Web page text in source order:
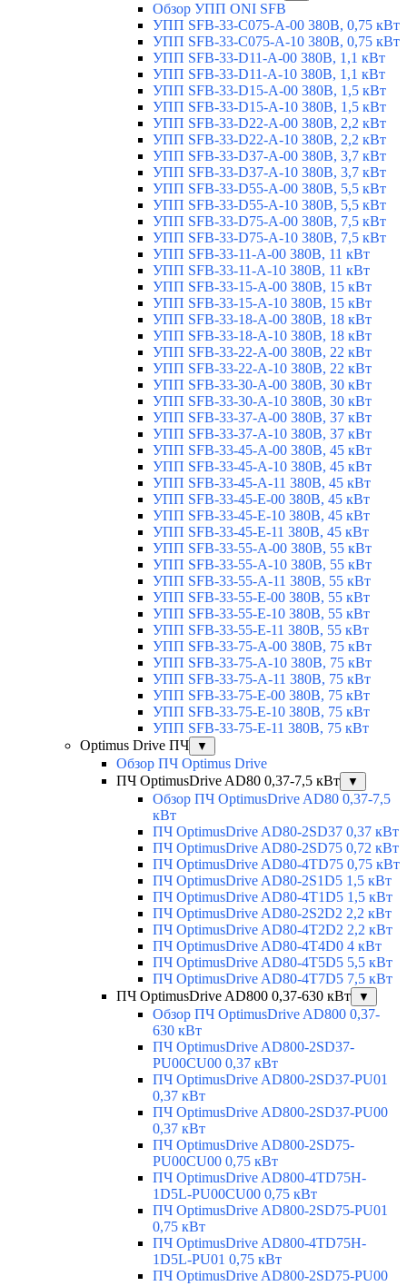
Обзор УПП ONI SFB
УПП SFB-33-C075-A-00 380В, 0,75 кВт
УПП SFB-33-C075-A-10 380В, 0,75 кВт
УПП SFB-33-D11-A-00 380В, 1,1 кВт
УПП SFB-33-D11-A-10 380В, 1,1 кВт
УПП SFB-33-D15-A-00 380В, 1,5 кВт
УПП SFB-33-D15-A-10 380В, 1,5 кВт
УПП SFB-33-D22-A-00 380В, 2,2 кВт
УПП SFB-33-D22-A-10 380В, 2,2 кВт
УПП SFB-33-D37-A-00 380В, 3,7 кВт
УПП SFB-33-D37-A-10 380В, 3,7 кВт
УПП SFB-33-D55-A-00 380В, 5,5 кВт
УПП SFB-33-D55-A-10 380В, 5,5 кВт
УПП SFB-33-D75-A-00 380В, 7,5 кВт
УПП SFB-33-D75-A-10 380В, 7,5 кВт
УПП SFB-33-11-A-00 380В, 11 кВт
УПП SFB-33-11-A-10 380В, 11 кВт
УПП SFB-33-15-A-00 380В, 15 кВт
УПП SFB-33-15-A-10 380В, 15 кВт
УПП SFB-33-18-A-00 380В, 18 кВт
УПП SFB-33-18-A-10 380В, 18 кВт
УПП SFB-33-22-A-00 380В, 22 кВт
УПП SFB-33-22-A-10 380В, 22 кВт
УПП SFB-33-30-A-00 380В, 30 кВт
УПП SFB-33-30-A-10 380В, 30 кВт
УПП SFB-33-37-A-00 380В, 37 кВт
УПП SFB-33-37-A-10 380В, 37 кВт
УПП SFB-33-45-A-00 380В, 45 кВт
УПП SFB-33-45-A-10 380В, 45 кВт
УПП SFB-33-45-A-11 380В, 45 кВт
УПП SFB-33-45-E-00 380В, 45 кВт
УПП SFB-33-45-E-10 380В, 45 кВт
УПП SFB-33-45-E-11 380В, 45 кВт
УПП SFB-33-55-A-00 380В, 55 кВт
УПП SFB-33-55-A-10 380В, 55 кВт
УПП SFB-33-55-A-11 380В, 55 кВт
УПП SFB-33-55-E-00 380В, 55 кВт
УПП SFB-33-55-E-10 380В, 55 кВт
УПП SFB-33-55-E-11 380В, 55 кВт
УПП SFB-33-75-A-00 380В, 75 кВт
УПП SFB-33-75-A-10 380В, 75 кВт
УПП SFB-33-75-A-11 380В, 75 кВт
УПП SFB-33-75-E-00 380В, 75 кВт
УПП SFB-33-75-E-10 380В, 75 кВт
УПП SFB-33-75-E-11 380В, 75 кВт
Optimus Drive ПЧ
▼
Обзор ПЧ Optimus Drive
ПЧ OptimusDrive AD80 0,37-7,5 кВт
▼
Обзор ПЧ OptimusDrive AD80 0,37-7,5
кВт
ПЧ OptimusDrive AD80-2SD37 0,37 кВт
ПЧ OptimusDrive AD80-2SD75 0,72 кВт
ПЧ OptimusDrive AD80-4TD75 0,75 кВт
ПЧ OptimusDrive AD80-2S1D5 1,5 кВт
ПЧ OptimusDrive AD80-4T1D5 1,5 кВт
ПЧ OptimusDrive AD80-2S2D2 2,2 кВт
ПЧ OptimusDrive AD80-4T2D2 2,2 кВт
ПЧ OptimusDrive AD80-4T4D0 4 кВт
ПЧ OptimusDrive AD80-4T5D5 5,5 кВт
ПЧ OptimusDrive AD80-4T7D5 7,5 кВт
ПЧ OptimusDrive AD800 0,37-630 кВт
▼
Обзор ПЧ OptimusDrive AD800 0,37-
630 кВт
ПЧ OptimusDrive AD800-2SD37-
PU00CU00 0,37 кВт
ПЧ OptimusDrive AD800-2SD37-PU01
0,37 кВт
ПЧ OptimusDrive AD800-2SD37-PU00
0,37 кВт
ПЧ OptimusDrive AD800-2SD75-
PU00CU00 0,75 кВт
ПЧ OptimusDrive AD800-4TD75H-
1D5L-PU00CU00 0,75 кВт
ПЧ OptimusDrive AD800-2SD75-PU01
0,75 кВт
ПЧ OptimusDrive AD800-4TD75H-
1D5L-PU01 0,75 кВт
ПЧ OptimusDrive AD800-2SD75-PU00